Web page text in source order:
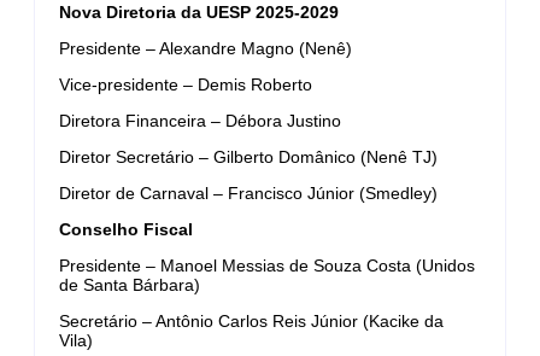
Nova Diretoria da UESP 2025-2029
Presidente – Alexandre Magno (Nenê)
Vice-presidente – Demis Roberto
Diretora Financeira – Débora Justino
Diretor Secretário – Gilberto Domânico (Nenê TJ)
Diretor de Carnaval – Francisco Júnior (Smedley)
Conselho Fiscal
Presidente – Manoel Messias de Souza Costa (Unidos
de Santa Bárbara)
Secretário – Antônio Carlos Reis Júnior (Kacike da
Vila)